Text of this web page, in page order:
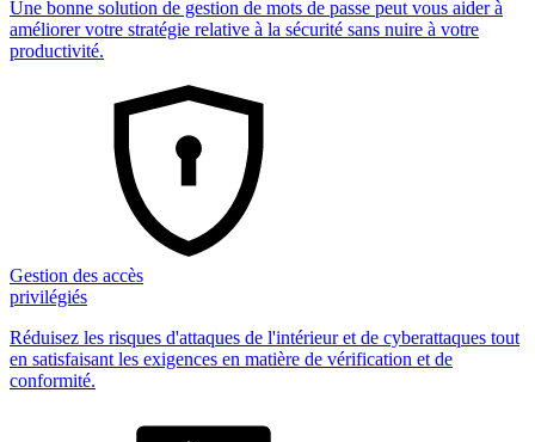
Une bonne solution de gestion de mots de passe peut vous aider à
améliorer votre stratégie relative à la sécurité sans nuire à votre
productivité.
Gestion des accès
privilégiés
Réduisez les risques d'attaques de l'intérieur et de cyberattaques tout
en satisfaisant les exigences en matière de vérification et de
conformité.